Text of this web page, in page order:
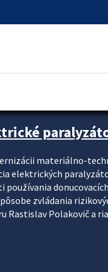
materiálno-
elektrických
zvládania
Polakovič a